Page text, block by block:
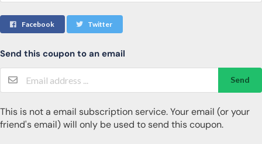
Facebook Twitter
Send this coupon to an email
Send
This is not a email subscription service. Your email (or your
friend's email) will only be used to send this coupon.